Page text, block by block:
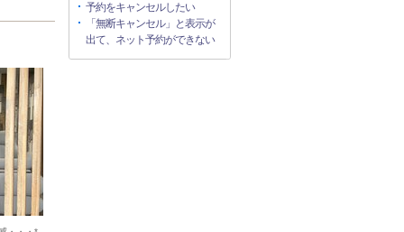
予約をキャンセルしたい
「無断キャンセル」と表示が
出て、ネット予約ができない